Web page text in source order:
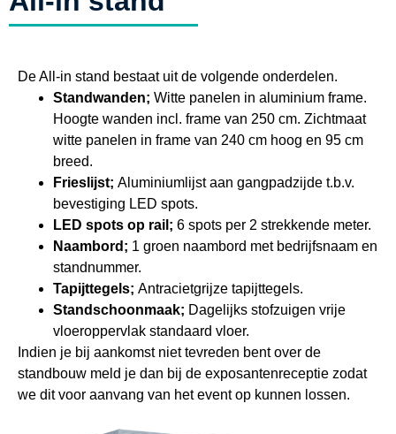
De All-in stand bestaat uit de volgende onderdelen.
Standwanden; Witte panelen in aluminium frame.
Hoogte wanden incl. frame van 250 cm. Zichtmaat
witte panelen in frame van 240 cm hoog en 95 cm
breed.
Frieslijst; Aluminiumlijst aan gangpadzijde t.b.v.
bevestiging LED spots.
LED spots op rail; 6 spots per 2 strekkende meter.
Naambord; 1 groen naambord met bedrijfsnaam en
standnummer.
Tapijttegels; Antracietgrijze tapijttegels.
Standschoonmaak; Dagelijks stofzuigen vrije
vloeroppervlak standaard vloer.
Indien je bij aankomst niet tevreden bent over de
standbouw meld je dan bij de exposantenreceptie zodat
we dit voor aanvang van het event op kunnen lossen.